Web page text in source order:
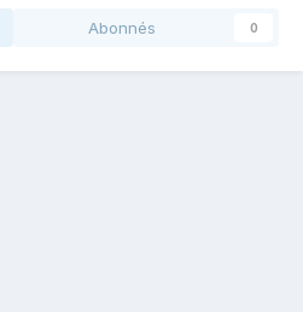
Abonnés 0